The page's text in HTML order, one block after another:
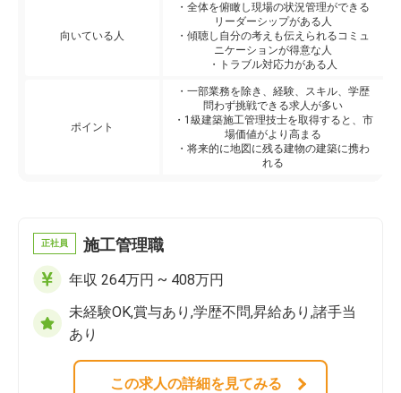
向いている人
・全体を俯瞰し現場の状況管理ができる
リーダーシップがある人
・傾聴し自分の考えも伝えられるコミュ
ニケーションが得意な人
・トラブル対応力がある人
ポイント
・一部業務を除き、経験、スキル、学歴
問わず挑戦できる求人が多い
・1級建築施工管理技士を取得すると、市
場価値がより高まる
・将来的に地図に残る建物の建築に携わ
れる
正社員 施工管理職
年収 264万円 ~ 408万円
未経験OK,賞与あり,学歴不問,昇給あり,諸手当
あり
この求人の詳細を見てみる